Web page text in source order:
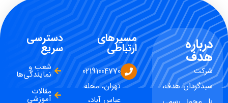
درباره
هدف
شرکت
سبدگردان هدف،
مسیرهای
ارتباطی
02191004770
تهران، محله
عباس آباد،
دسترسی
سریع
شعب و
نمایندگی‌ها
مقالات
آموزشی